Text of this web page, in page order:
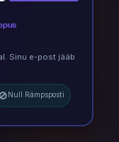
Sinu e-post jääb
Null Rämpsposti